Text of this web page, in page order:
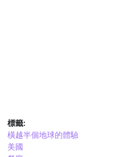
標籤:
橫越半個地球的體驗
美國